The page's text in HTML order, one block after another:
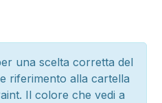
una scelta corretta del
riferimento alla cartella
Il colore che vedi a